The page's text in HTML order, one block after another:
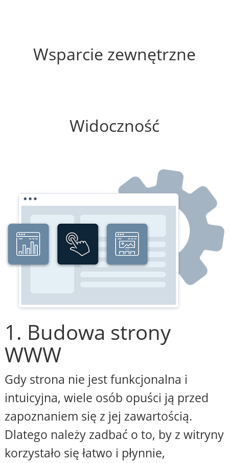
Wsparcie zewnętrzne
Widoczność
1. Budowa strony
WWW
Gdy strona nie jest funkcjonalna i
intuicyjna, wiele osób opuści ją przed
zapoznaniem się z jej zawartością.
Dlatego należy zadbać o to, by z witryny
korzystało się łatwo i płynnie,